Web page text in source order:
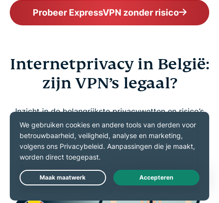
Probeer ExpressVPN zonder risico
Internetprivacy in België:
zijn VPN’s legaal?
Inzicht in de belangrijkste privacywetten en risico’s
waar je in België mee te maken kunt krijgen
Live Chat